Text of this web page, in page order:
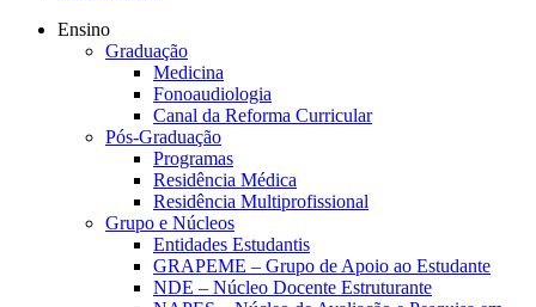
Ensino
Graduação
Medicina
Fonoaudiologia
Canal da Reforma Curricular
Pós-Graduação
Programas
Residência Médica
Residência Multiprofissional
Grupo e Núcleos
Entidades Estudantis
GRAPEME – Grupo de Apoio ao Estudante
NDE – Núcleo Docente Estruturante